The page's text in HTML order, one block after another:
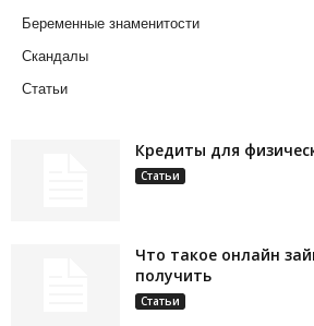
Беременные знаменитости
Скандалы
Статьи
Кредиты для
Статьи
Что такое онлайн
получить
Статьи